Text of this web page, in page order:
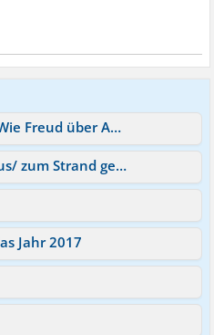
Interessanter Netzfund Wie Freud über Angst spricht
Der Sommer und das Raus/ zum Strand gehen/Fahren!
Jahr 2017